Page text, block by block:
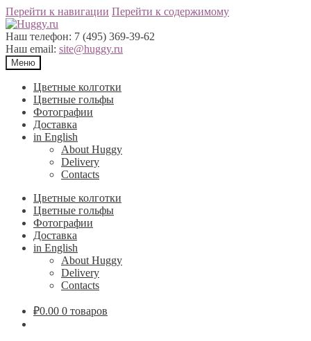
Перейти к навигации Перейти к содержимому
Наш телефон: 7 (495) 369-39-62
Наш email: site@huggy.ru
Меню
Цветные колготки
Цветные гольфы
Фотографии
Доставка
in English
About Huggy
Delivery
Contacts
Цветные колготки
Цветные гольфы
Фотографии
Доставка
in English
About Huggy
Delivery
Contacts
₽0.00 0 товаров